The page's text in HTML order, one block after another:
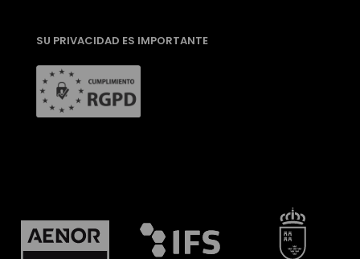
SU PRIVACIDAD ES IMPORTANTE